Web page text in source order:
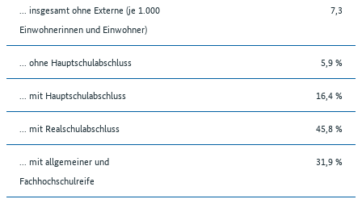
... insgesamt ohne Externe (je 1.000
Einwohnerinnen und Einwohner)
7,3
... ohne Hauptschulabschluss 5,9 %
... mit Hauptschulabschluss 16,4 %
... mit Realschulabschluss 45,8 %
... mit allgemeiner und
Fachhochschulreife
31,9 %